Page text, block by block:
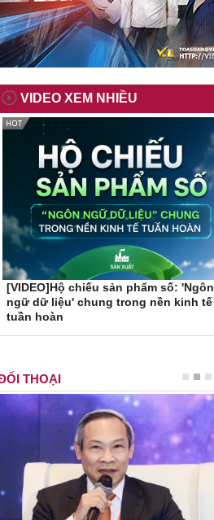
VIDEO XEM NHIỀU
[VIDEO]Hộ chiếu sản phẩm số: 'Ngôn
ngữ dữ liệu' chung trong nền kinh tế
tuần hoàn
THOẠI